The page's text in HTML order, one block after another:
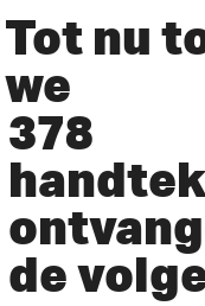
Tot nu
we
378
de